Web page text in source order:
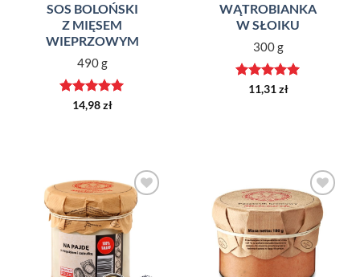
SOS BOLOŃSKI
Z MIĘSEM
WIEPRZOWYM
490 g
Oceniono
14,98zł
WĄTROBIANKA
W SŁOIKU
300 g
Oceniono
11,31zł
Dodaj do
ulubionych
Dodaj do
ulubionych